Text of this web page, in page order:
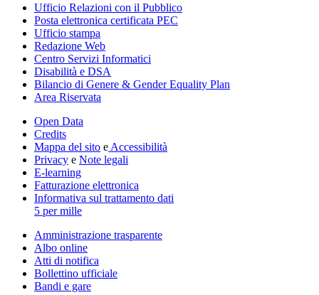
Ufficio Relazioni con il Pubblico
Posta elettronica certificata PEC
Ufficio stampa
Redazione Web
Centro Servizi Informatici
Disabilità e DSA
Bilancio di Genere & Gender Equality Plan
Area Riservata
Open Data
Credits
Mappa del sito e Accessibilità
Privacy e Note legali
E-learning
Fatturazione elettronica
Informativa sul trattamento dati
5 per mille
Amministrazione trasparente
Albo online
Atti di notifica
Bollettino ufficiale
Bandi e gare